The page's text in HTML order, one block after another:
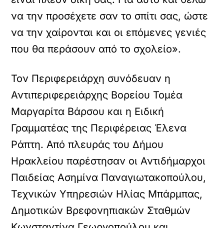
να την προσέχετε σαν το σπίτι σας, ώστε
να την χαίρονται και οι επόμενες γενιές
που θα περάσουν από το σχολείο».
Τον Περιφερειάρχη συνόδευαν η
Αντιπεριφερειάρχης Βορείου Τομέα
Μαργαρίτα Βάρσου και η Ειδική
Γραμματέας της Περιφέρειας Έλενα
Ράπτη. Από πλευράς του Δήμου
Ηρακλείου παρέστησαν οι Αντιδήμαρχοι
Παιδείας Ασημίνα Παναγιωτακοπούλου,
Τεχνικών Υπηρεσιών Ηλίας Μπάρμπας,
Δημοτικών Βρεφονηπιακών Σταθμών